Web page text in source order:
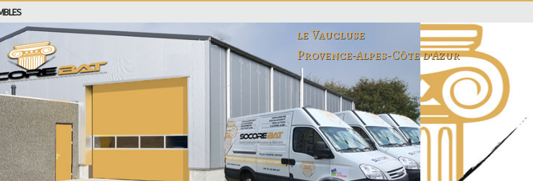
le Vaucluse
Provence-Alpes-Côte d'Azur